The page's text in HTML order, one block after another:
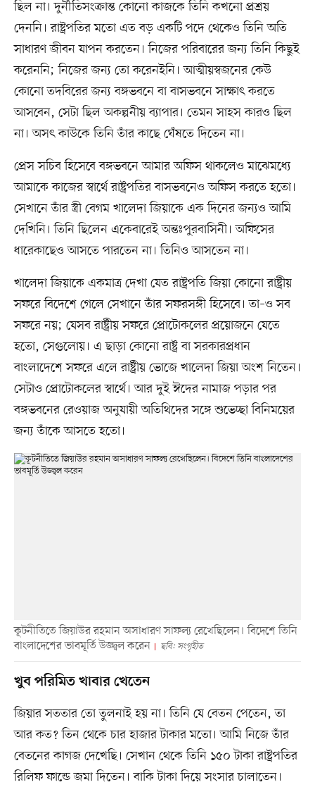
ছিল না। দুর্নীতিসংক্রান্ত কোনো কাজকে তিনি কখনো প্রশ্রয়
দেননি। রাষ্ট্রপতির মতো এত বড় একটি পদে থেকেও তিনি অতি
সাধারণ জীবন যাপন করতেন। নিজের পরিবারের জন্য তিনি কিছুই
করেননি; নিজের জন্য তো করেনইনি। আত্মীয়স্বজনের কেউ
কোনো তদবিরের জন্য বঙ্গভবনে বা বাসভবনে সাক্ষাৎ করতে
আসবেন, সেটা ছিল অকল্পনীয় ব্যাপার। তেমন সাহস কারও ছিল
না। অসৎ কাউকে তিনি তাঁর কাছে ঘেঁষতে দিতেন না।
প্রেস সচিব হিসেবে বঙ্গভবনে আমার অফিস থাকলেও মাঝেমধ্যে
আমাকে কাজের স্বার্থে রাষ্ট্রপতির বাসভবনেও অফিস করতে হতো।
সেখানে তাঁর স্ত্রী বেগম খালেদা জিয়াকে এক দিনের জন্যও আমি
দেখিনি। তিনি ছিলেন একেবারেই অন্তঃপুরবাসিনী। অফিসের
ধারেকাছেও আসতে পারতেন না। তিনিও আসতেন না।
খালেদা জিয়াকে একমাত্র দেখা যেত রাষ্ট্রপতি জিয়া কোনো রাষ্ট্রীয়
সফরে বিদেশে গেলে সেখানে তাঁর সফরসঙ্গী হিসেবে। তা–ও সব
সফরে নয়; যেসব রাষ্ট্রীয় সফরে প্রোটোকলের প্রয়োজনে যেতে
হতো, সেগুলোয়। এ ছাড়া কোনো রাষ্ট্র বা সরকারপ্রধান
বাংলাদেশে সফরে এলে রাষ্ট্রীয় ভোজে খালেদা জিয়া অংশ নিতেন।
সেটাও প্রোটোকলের স্বার্থে। আর দুই ঈদের নামাজ পড়ার পর
বঙ্গভবনের রেওয়াজ অনুযায়ী অতিথিদের সঙ্গে শুভেচ্ছা বিনিময়ের
জন্য তাঁকে আসতে হতো।
কূটনীতিতে জিয়াউর রহমান অসাধারণ সাফল্য রেখেছিলেন। বিদেশে তিনি
বাংলাদেশের ভাবমূর্তি উজ্জ্বল করেন
ছবি: সংগৃহীত
খুব পরিমিত খাবার খেতেন
জিয়ার সততার তো তুলনাই হয় না। তিনি যে বেতন পেতেন, তা
আর কত? তিন থেকে চার হাজার টাকার মতো। আমি নিজে তাঁর
বেতনের কাগজ দেখেছি। সেখান থেকে তিনি ১৫০ টাকা রাষ্ট্রপতির
রিলিফ ফান্ডে জমা দিতেন। বাকি টাকা দিয়ে সংসার চালাতেন।